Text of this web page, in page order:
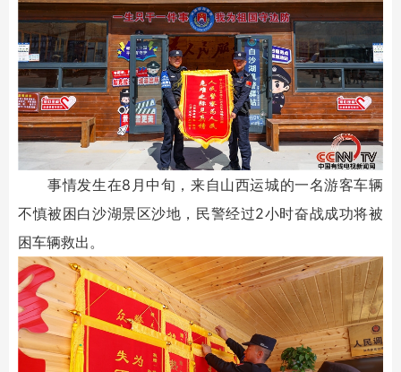
事情发生在8月中旬，来自山西运城的一名游客车辆
不慎被困白沙湖景区沙地，民警经过2小时奋战成功将被
困车辆救出。